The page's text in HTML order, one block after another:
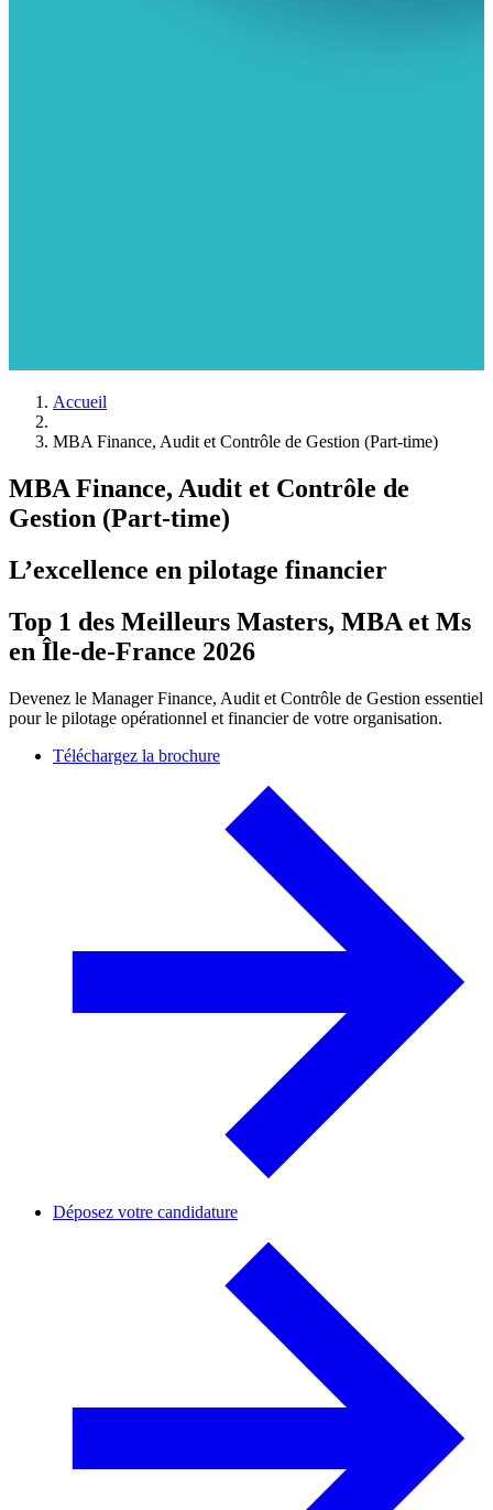
Accueil
MBA Finance, Audit et Contrôle de Gestion (Part-time)
MBA Finance, Audit et Contrôle de
Gestion (Part-time)
L’excellence en pilotage financier
Top 1 des Meilleurs Masters, MBA et Ms
en Île-de-France 2026
Devenez le Manager Finance, Audit et Contrôle de Gestion essentiel
pour le pilotage opérationnel et financier de votre organisation.
Téléchargez la brochure
Déposez votre candidature